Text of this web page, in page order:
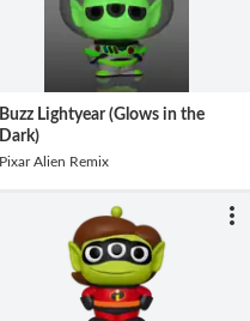
Buzz Lightyear (Glows in the
Dark)
Pixar Alien Remix